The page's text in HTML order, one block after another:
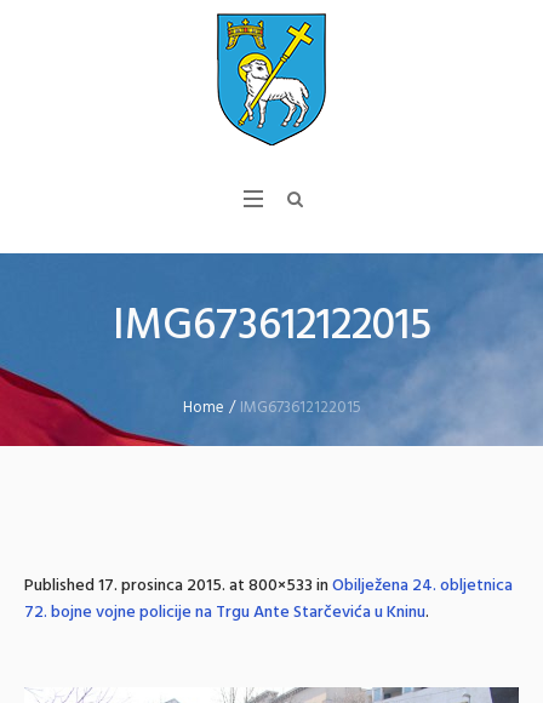
IMG673612122015
Home /IMG673612122015
Published17. prosinca 2015.at 800×533 inObilježena 24. obljetnica
72. bojne vojne policije na Trgu Ante Starčevića u Kninu.